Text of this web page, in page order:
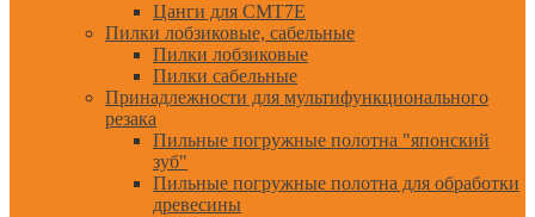
Цанги для CMT7E
Пилки лобзиковые, сабельные
Пилки лобзиковые
Пилки сабельные
Принадлежности для мультифункционального
резака
Пильные погружные полотна "японский
зуб"
Пильные погружные полотна для обработки
древесины